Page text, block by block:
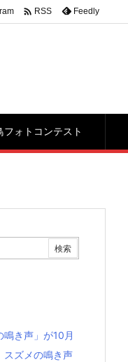
フォトコンテスト
 RSS Feedly
き声」が10月
スズメの鳴き声